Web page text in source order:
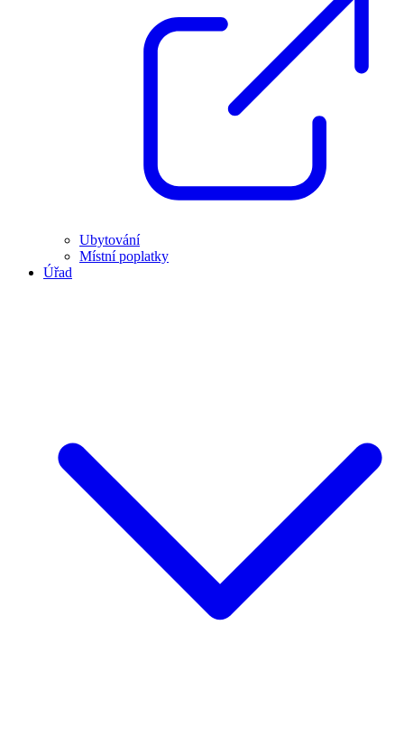
Ubytování
Místní poplatky
Úřad